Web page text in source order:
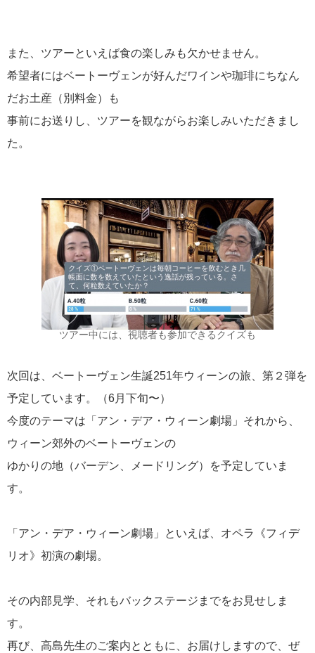
また、ツアーといえば食の楽しみも欠かせません。
希望者にはベートーヴェンが好んだワインや珈琲にちなん
だお土産（別料金）も
事前にお送りし、ツアーを観ながらお楽しみいただきまし
た。
ツアー中には、視聴者も参加できるクイズも
次回は、ベートーヴェン生誕251年ウィーンの旅、第２弾を
予定しています。（6月下旬〜）
今度のテーマは「アン・デア・ウィーン劇場」それから、
ウィーン郊外のベートーヴェンの
ゆかりの地（バーデン、メードリング）を予定していま
す。
「アン・デア・ウィーン劇場」といえば、オペラ《フィデ
リオ》初演の劇場。
その内部見学、それもバックステージまでをお見せしま
す。
再び、高島先生のご案内とともに、お届けしますので、ぜ